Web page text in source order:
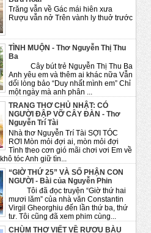
Trăng vẫn về Gác mái hiên xưa
Rượu vẫn nở Trên vành ly thuở trước
TÌNH MUỘN - Thơ Nguyễn Thị Thu
Ba
Cây bút trẻ Nguyễn Thị Thu Ba
Anh yêu em và thêm ai khác nữa Vẫn
dối lòng bảo “Duy nhất mình em” Chỉ
một ngày mà anh phân ...
TRANG THƠ CHỦ NHẬT: CÓ
NGƯỜI ĐẬP VỠ CÂY ĐÀN - Thơ
Nguyễn Trí Tài
Nhà thơ Nguyễn Trí Tài SỢI TÓC
RƠI Mòn mỏi đợi ai, mòn mỏi đợi
Tình theo cơn gió mãi chơi vơi Em về
tóc Anh giữ tìn...
“GIỜ THỨ 25” VÀ SỐ PHẬN CON
NGƯỜI - Bài của Nguyễn Phin
Tôi đã đọc truyện “Giờ thứ hai
mươi lăm” của nhà văn Constantin
Virgil Gheorghiu đến lần thứ ba, thứ
tư. Tôi cũng đã xem phim cùng...
CHÙM THƠ VIẾT VỀ RƯỢU BÀU